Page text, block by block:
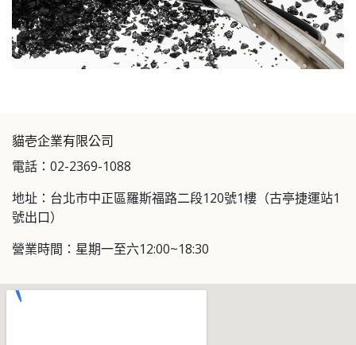
貓壱企業有限公司
電話：02-2369-1088
地址：台北市中正區羅斯福路二段120號1樓（古亭捷運站1
號出口）
營業時間：星期一至六12:00~18:30